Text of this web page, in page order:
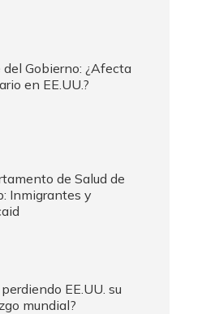
del Gobierno: ¿Afecta
en EE.UU.?
de Salud de
Inmigrantes y
EE.UU. su
mundial?